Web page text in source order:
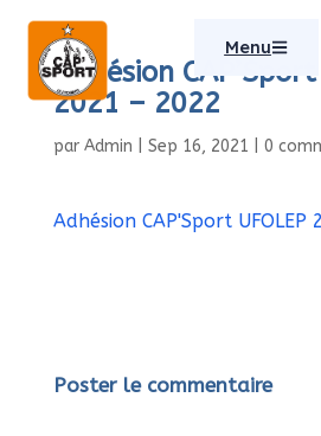
Menu
Adhésion CAP’Sport
2021 – 2022
par Admin Sep 16, 2021 0
Adhésion CAP'Sport
Poster le commentaire